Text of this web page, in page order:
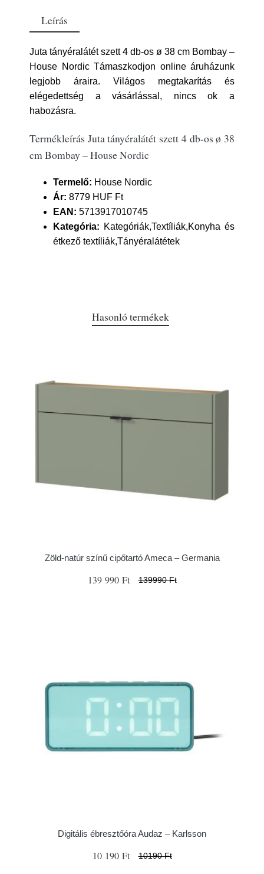
Leírás
Juta tányéralátét szett 4 db-os ø 38 cm Bombay –
House Nordic Támaszkodjon online áruházunk
legjobb áraira. Világos megtakarítás és
elégedettség a vásárlással, nincs ok a
habozásra.
Termékleírás Juta tányéralátét szett 4 db-os ø 38
cm Bombay – House Nordic
Termelő: House Nordic
Ár: 8779 HUF Ft
EAN: 5713917010745
Kategória: Kategóriák,Textíliák,Konyha és
étkező textíliák,Tányéralátétek
Hasonló termékek
Zöld-natúr színű cipőtartó Ameca – Germania
139 990 Ft 139990 Ft
Digitális ébresztőóra Audaz – Karlsson
10 190 Ft 10190 Ft